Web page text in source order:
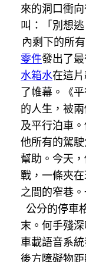
來的洞口衝
叫：「別想
內剩下的所
零件發出了
水箱水在這
了帷幕。《
的人生，被
及平行泊車
他所有的駕
幫助。今天
戰，一條夾
之間的窄巷
公分的停車
末。何手殘
車載語音系
後方障礙物